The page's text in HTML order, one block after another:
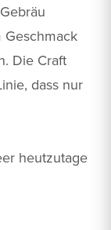
Die Craft
dass nur
heutzutage